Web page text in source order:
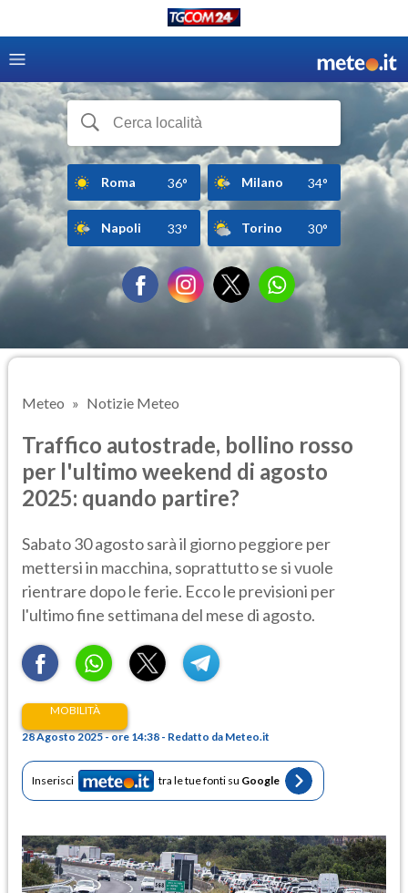
Roma 36° Milano 34°
Napoli 33° Torino 30°
Meteo Notizie Meteo
Traffico autostrade, bollino rosso
per l'ultimo weekend di agosto
2025: quando partire?
Sabato 30 agosto sarà il giorno peggiore per
mettersi in macchina, soprattutto se si vuole
rientrare dopo le ferie. Ecco le previsioni per
l'ultimo fine settimana del mese di agosto.
MOBILITÀ
28 Agosto 2025 - ore 14:38 - Redatto da Meteo.it
Inserisci tra le tue fonti su Google